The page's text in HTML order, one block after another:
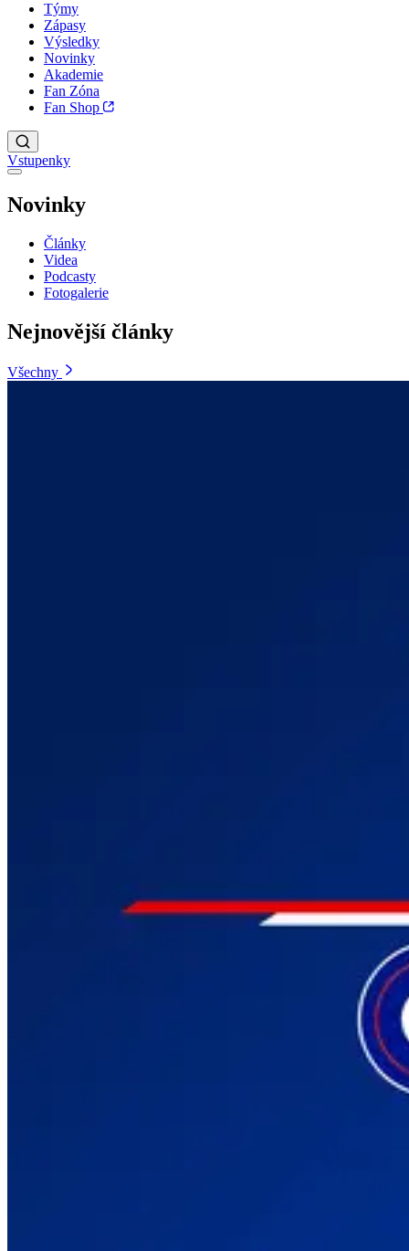
Týmy
Zápasy
Výsledky
Novinky
Akademie
Fan Zóna
Fan Shop
Vstupenky
Novinky
Články
Videa
Podcasty
Fotogalerie
Nejnovější články
Všechny